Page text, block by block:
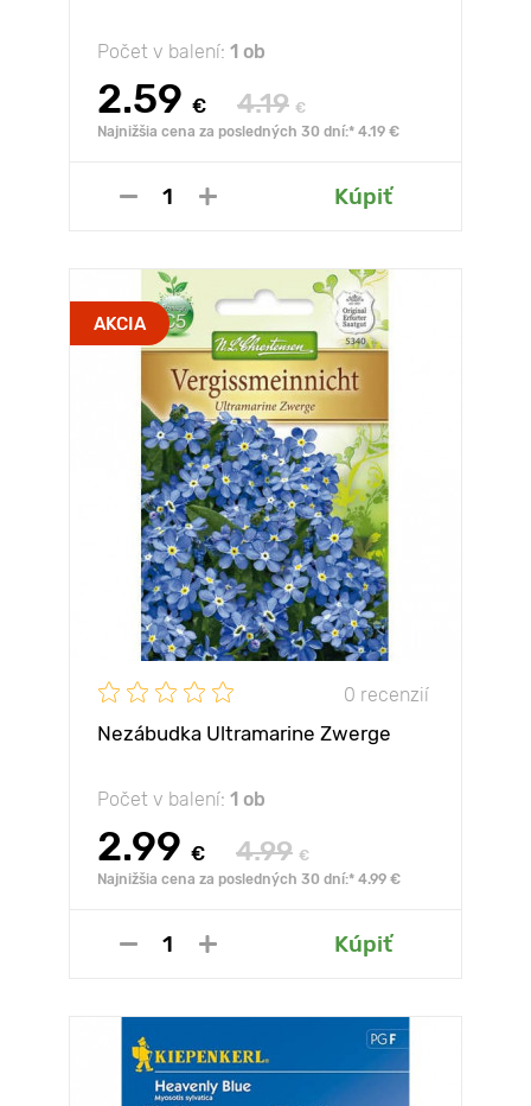
Počet v balení: 1 ob
2.59 € 4.19 €
Najnižšia cena za posledných 30 dní:* 4.19 €
Kúpiť
AKCIA
0 recenzií
Nezábudka Ultramarine Zwerge
Počet v balení: 1 ob
2.99 € 4.99 €
Najnižšia cena za posledných 30 dní:* 4.99 €
Kúpiť